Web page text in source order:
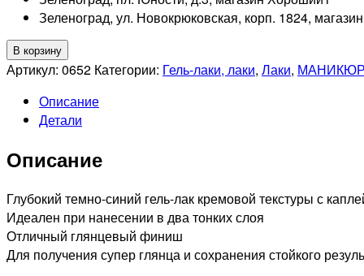
Зеленоград, ул. Новокрюковская, корп. 1824,
Количество
товара
0652
гель-
для
12мл
В корзину
Артикул: 0652 Категории: Гель-лаки, лаки, Лаки,
Описание
Детали
Описание
Глубокий темно-синий гель-лак кремовой текстуры с
Идеален при нанесении в два тонких слоя
Отличный глянцевый финиш
Для получения супер глянца и сохранения стойкого